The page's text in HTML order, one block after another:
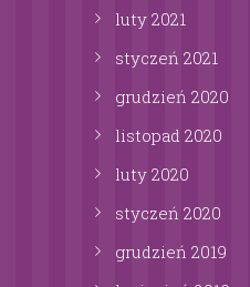
luty 2021
styczeń 2021
grudzień 2020
listopad 2020
luty 2020
styczeń 2020
grudzień 2019